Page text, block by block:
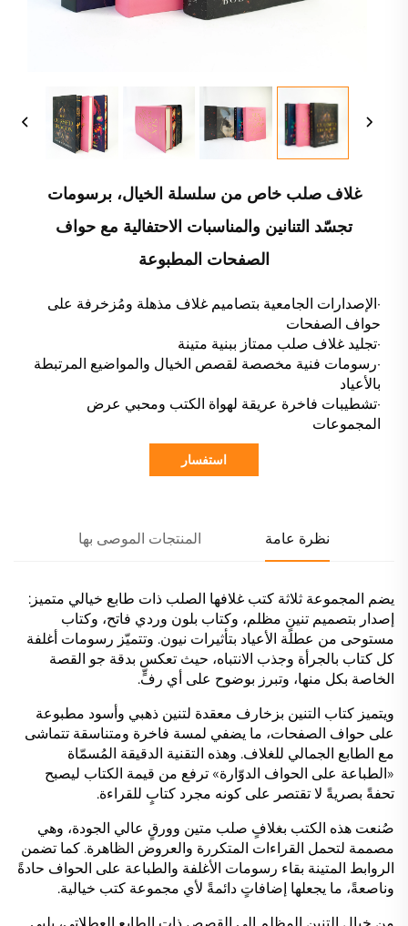
غلاف صلب خاص من سلسلة الخيال، برسومات
تجسّد التنانين والمناسبات الاحتفالية مع حواف
الصفحات المطبوعة
·الإصدارات الجامعية بتصاميم غلاف مذهلة ومُزخرفة على
حواف الصفحات
·تجليد غلاف صلب ممتاز ببنية متينة
·رسومات فنية مخصصة لقصص الخيال والمواضيع المرتبطة
بالأعياد
·تشطيبات فاخرة عريقة لهواة الكتب ومحبي عرض
المجموعات
استفسار
نظرة عامة المنتجات الموصى بها
يضم المجموعة ثلاثة كتب غلافها الصلب ذات طابع خيالي متميز:
إصدار بتصميم تنينٍ مظلم، وكتاب بلون وردي فاتح، وكتاب
مستوحى من عطلة الأعياد بتأثيرات نيون. وتتميّز رسومات أغلفة
كل كتاب بالجرأة وجذب الانتباه، حيث تعكس بدقة جو القصة
الخاصة بكل منها، وتبرز بوضوح على أي رفٍّ.
ويتميز كتاب التنين بزخارف معقدة لتنين ذهبي وأسود مطبوعة
على حواف الصفحات، ما يضفي لمسة فاخرة ومتناسقة تتماشى
مع الطابع الجمالي للغلاف. وهذه التقنية الدقيقة المُسمّاة
«الطباعة على الحواف الدوّارة» ترفع من قيمة الكتاب ليصبح
تحفةً بصريةً لا تقتصر على كونه مجرد كتابٍ للقراءة.
صُنعت هذه الكتب بغلافٍ صلب متين وورقٍ عالي الجودة، وهي
مصممة لتحمل القراءات المتكررة والعروض الظاهرة. كما تضمن
الروابط المتينة بقاء رسومات الأغلفة والطباعة على الحواف حادةً
وناصعةً، ما يجعلها إضافاتٍ دائمةً لأي مجموعة كتب خيالية.
من خيال التنين المظلم إلى القصص ذات الطابع العطلاتي، يلبي